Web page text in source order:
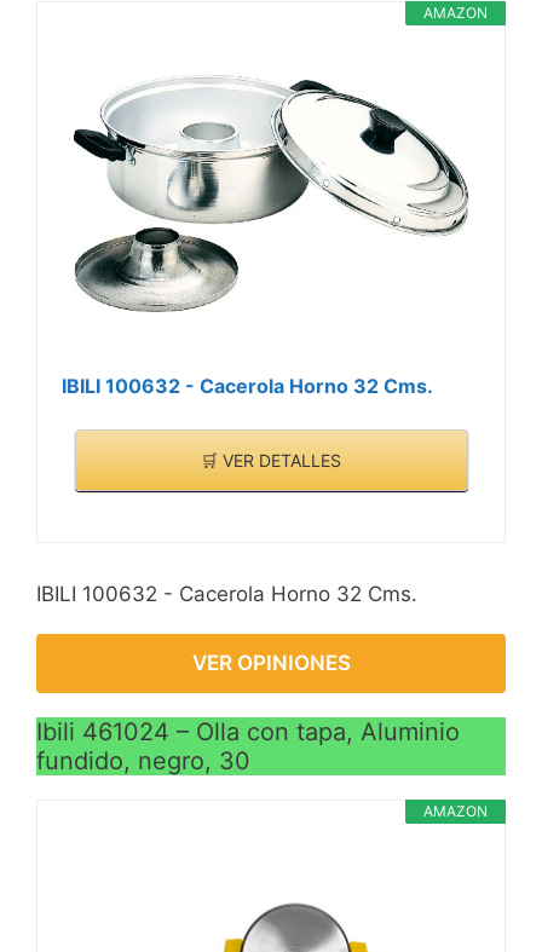
AMAZON
IBILI 100632 - Cacerola Horno 32 Cms.
🛒 VER DETALLES
IBILI 100632 - Cacerola Horno 32 Cms.
VER OPINIONES
Ibili 461024 – Olla con tapa, Aluminio
fundido, negro, 30
AMAZON